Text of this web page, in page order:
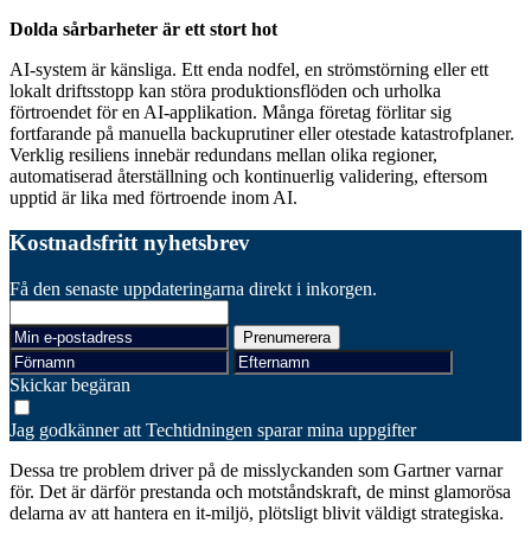
Dolda sårbarheter är ett stort hot
AI-system är känsliga. Ett enda nodfel, en strömstörning eller ett
lokalt driftsstopp kan störa produktionsflöden och urholka
förtroendet för en AI-applikation. Många företag förlitar sig
fortfarande på manuella backuprutiner eller otestade katastrofplaner.
Verklig resiliens innebär redundans mellan olika regioner,
automatiserad återställning och kontinuerlig validering, eftersom
upptid är lika med förtroende inom AI.
Kostnadsfritt nyhetsbrev
Få den senaste uppdateringarna direkt i inkorgen.
Skickar begäran
Jag godkänner att Techtidningen sparar mina uppgifter
Dessa tre problem driver på de misslyckanden som Gartner varnar
för. Det är därför prestanda och motståndskraft, de minst glamorösa
delarna av att hantera en it-miljö, plötsligt blivit väldigt strategiska.